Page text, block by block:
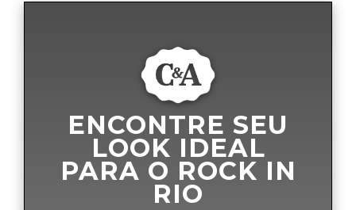
ENCONTRE SEU
LOOK IDEAL
PARA O ROCK IN
RIO